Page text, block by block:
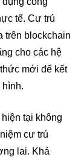
tế. Cư trú
trên blockchain
cho các hệ
mới để kết
hình.
tại không
cư trú
lai. Khả